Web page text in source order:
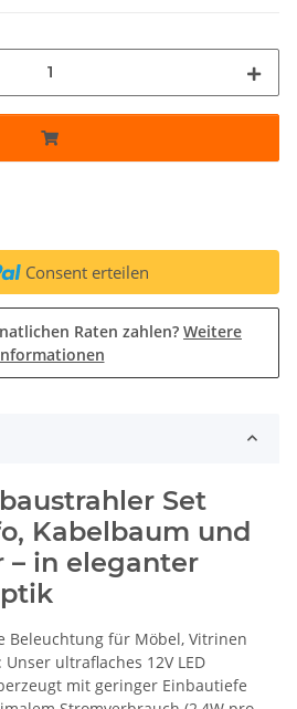
Consent erteilen
Raten zahlen? Weitere
Set
Kabelbaum und
– in eleganter
Beleuchtung für Möbel, Vitrinen
ultraflaches 12V LED
mit geringer Einbautiefe